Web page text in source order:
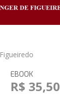
EBOOK
R$ 35,50